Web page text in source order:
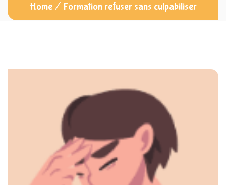
Home / Formation refuser sans culpabiliser